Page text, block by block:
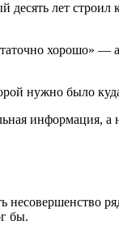
десять лет
хорошо» —
нужно было
информация, а
бы.